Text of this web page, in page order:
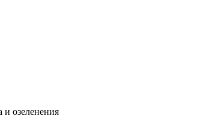
и озеленения